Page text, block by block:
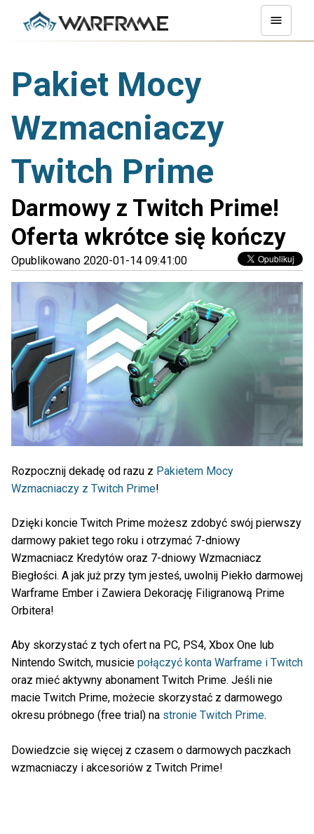
Pakiet Mocy
Wzmacniaczy
Twitch Prime
Darmowy z Twitch Prime!
Oferta wkrótce się kończy
Opublikowano 2020-01-14 09:41:00
Rozpocznij dekadę od razu z Pakietem Mocy
Wzmacniaczy z Twitch Prime!
Dzięki koncie Twitch Prime możesz zdobyć swój pierwszy
darmowy pakiet tego roku i otrzymać 7-dniowy
Wzmacniacz Kredytów oraz 7-dniowy Wzmacniacz
Biegłości. A jak już przy tym jesteś, uwolnij Piekło darmowej
Warframe Ember i Zawiera Dekorację Filigranową Prime
Orbitera!
Aby skorzystać z tych ofert na PC, PS4, Xbox One lub
Nintendo Switch, musicie połączyć konta Warframe i Twitch
oraz mieć aktywny abonament Twitch Prime. Jeśli nie
macie Twitch Prime, możecie skorzystać z darmowego
okresu próbnego (free trial) na stronie Twitch Prime.
Dowiedzcie się więcej z czasem o darmowych paczkach
wzmacniaczy i akcesoriów z Twitch Prime!